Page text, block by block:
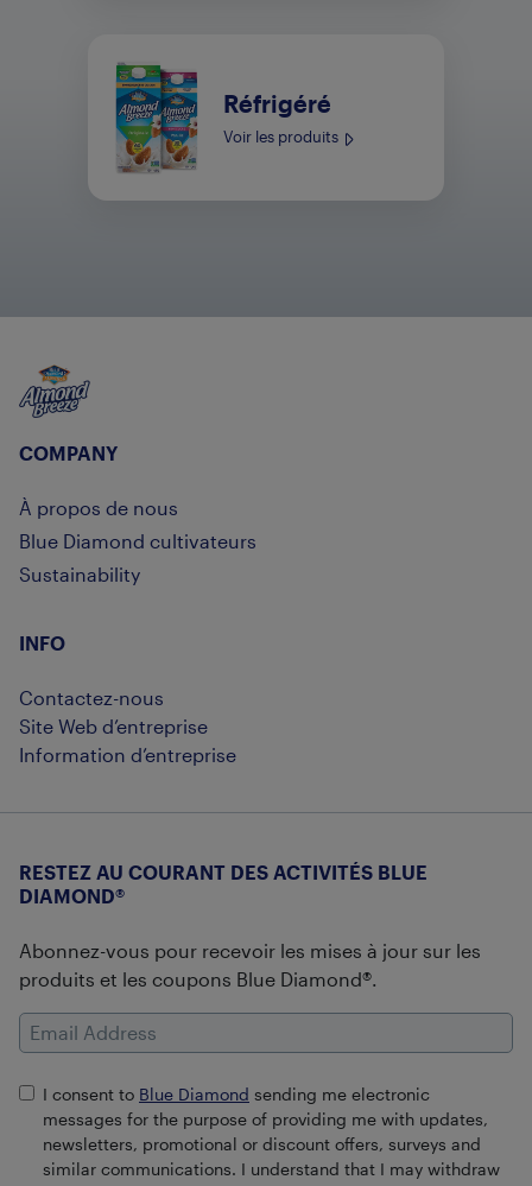
Réfrigéré
Voir les produits
Almond Breeze
COMPANY
À propos de nous
Blue Diamond cultivateurs
Sustainability
INFO
Contactez-nous
Site Web d’entreprise
Information d’entreprise
RESTEZ AU COURANT DES ACTIVITÉS BLUE
DIAMOND®
Abonnez-vous pour recevoir les mises à jour sur les
produits et les coupons Blue Diamond®.
Email Address
I consent to Blue Diamond sending me electronic
messages for the purpose of providing me with updates,
newsletters, promotional or discount offers, surveys and
similar communications. I understand that I may withdraw